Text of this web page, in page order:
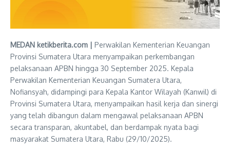
MEDAN ketikberita.com | Perwakilan Kementerian Keuangan
Provinsi Sumatera Utara menyampaikan perkembangan
pelaksanaan APBN hingga 30 September 2025. Kepala
Perwakilan Kementerian Keuangan Sumatera Utara,
Nofiansyah, didampingi para Kepala Kantor Wilayah (Kanwil) di
Provinsi Sumatera Utara, menyampaikan hasil kerja dan sinergi
yang telah dibangun dalam mengawal pelaksanaan APBN
secara transparan, akuntabel, dan berdampak nyata bagi
masyarakat Sumatera Utara, Rabu (29/10/2025).